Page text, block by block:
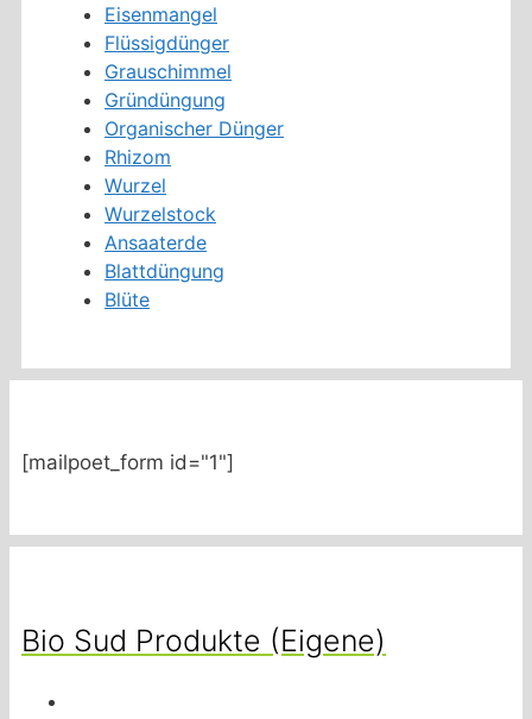
Eisenmangel
Flüssigdünger
Grauschimmel
Gründüngung
Organischer Dünger
Rhizom
Wurzel
Wurzelstock
Ansaaterde
Blattdüngung
Blüte
[mailpoet_form id="1"]
Bio Sud Produkte (Eigene)